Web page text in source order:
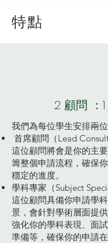
特點
2 顧問 ：
我們為每位學生安排兩
首席顧問（Lead
這位顧問將會是你的主
籌整個申請流程，確保
穩定的進度。
學科專家（Subject
這位顧問具備你申請學
景，會針對學術層面提
強化你的學科表現、面
準備等，確保你的申請